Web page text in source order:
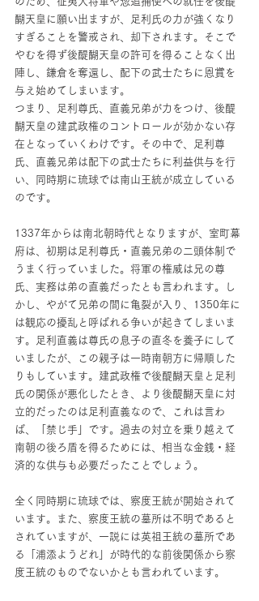
醐天皇に願い出ますが、足利氏の力が強くなり
すぎることを警戒され、却下されます。そこで
やむを得ず後醍醐天皇の許可を得ることなく出
陣し、鎌倉を奪還し、配下の武士たちに恩賞を
与え始めてしまいます。
つまり、足利尊氏、直義兄弟が力をつけ、後醍
醐天皇の建武政権のコントロールが効かない存
在となっていくわけです。その中で、足利尊
氏、直義兄弟は配下の武士たちに利益供与を行
い、同時期に琉球では南山王統が成立している
のです。
1337年からは南北朝時代となりますが、室町幕
府は、初期は足利尊氏・直義兄弟の二頭体制で
うまく行っていました。将軍の権威は兄の尊
氏、実務は弟の直義だったとも言われます。し
かし、やがて兄弟の間に亀裂が入り、1350年に
は観応の擾乱と呼ばれる争いが起きてしまいま
す。足利直義は尊氏の息子の直冬を養子にして
いましたが、この親子は一時南朝方に帰順した
りもしています。建武政権で後醍醐天皇と足利
氏の関係が悪化したとき、より後醍醐天皇に対
立的だったのは足利直義なので、これは言わ
ば、「禁じ手」です。過去の対立を乗り越えて
南朝の後ろ盾を得るためには、相当な金銭・経
済的な供与も必要だったことでしょう。
全く同時期に琉球では、察度王統が開始されて
います。また、察度王統の墓所は不明であると
されていますが、一説には英祖王統の墓所であ
る「浦添ようどれ」が時代的な前後関係から察
度王統のものでないかとも言われています。